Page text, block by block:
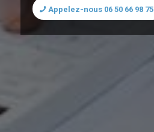
Appelez-nous 06 50 66 98 75